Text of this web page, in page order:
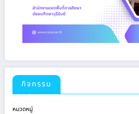
กิจกรรม
หมวดหมู่